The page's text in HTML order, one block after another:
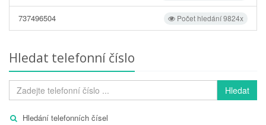
Počet hledání 9824x
737496504
Hledat telefonní číslo
Hledat
Hledání telefonních čísel